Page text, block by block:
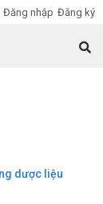
Đăng nhập Đăng ký
dược liệu